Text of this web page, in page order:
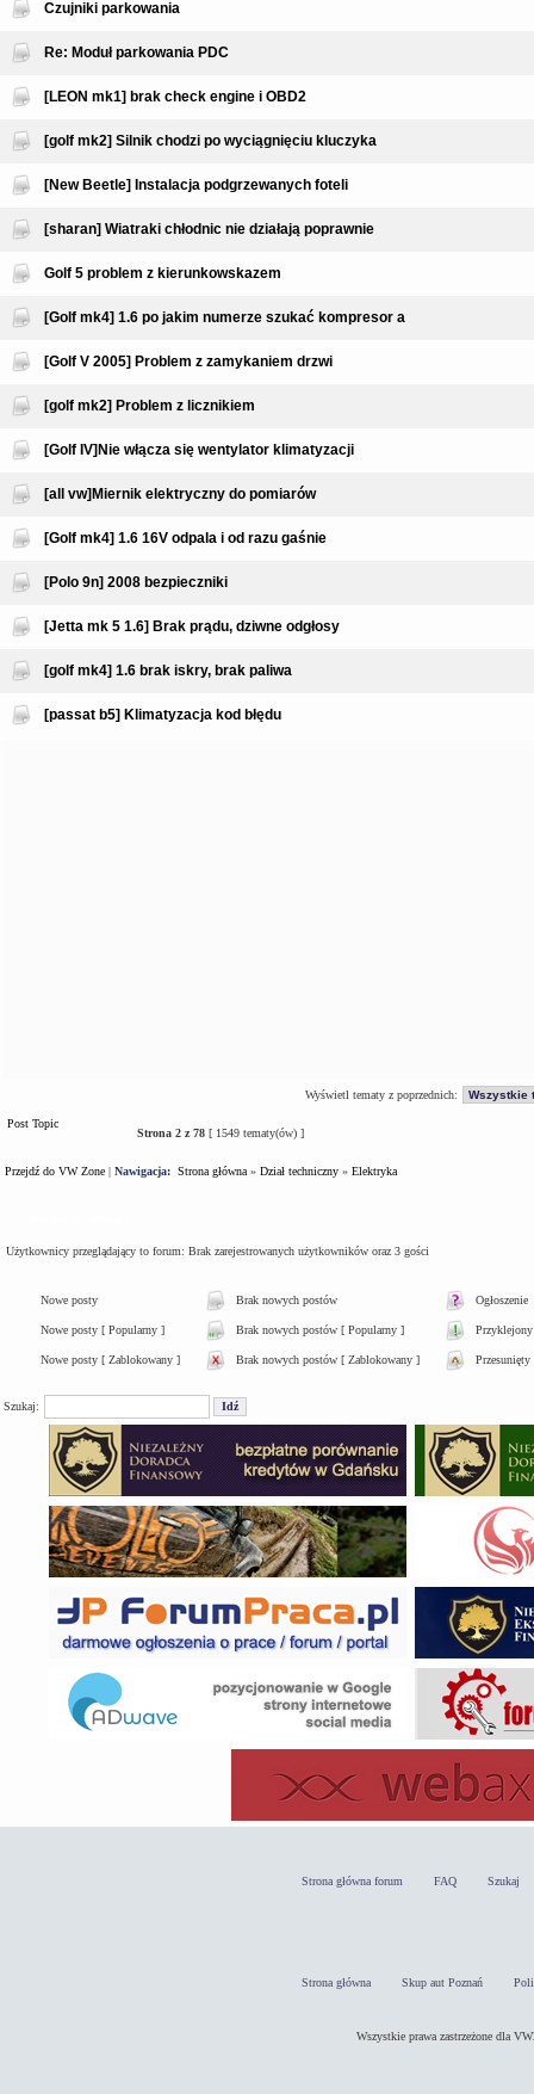
Czujniki parkowania
Re: Moduł parkowania PDC
[LEON mk1] brak check engine i OBD2
[golf mk2] Silnik chodzi po wyciągnięciu kluczyka
[New Beetle] Instalacja podgrzewanych foteli
[sharan] Wiatraki chłodnic nie działają poprawnie
Golf 5 problem z kierunkowskazem
[Golf mk4] 1.6 po jakim numerze szukać kompresor a
[Golf V 2005] Problem z zamykaniem drzwi
[golf mk2] Problem z licznikiem
[Golf IV]Nie włącza się wentylator klimatyzacji
[all vw]Miernik elektryczny do pomiarów
[Golf mk4] 1.6 16V odpala i od razu gaśnie
[Polo 9n] 2008 bezpieczniki
[Jetta mk 5 1.6] Brak prądu, dziwne odgłosy
[golf mk4] 1.6 brak iskry, brak paliwa
[passat b5] Klimatyzacja kod błędu
Wyświetl tematy z poprzednich:
Post Topic
Strona 2 z78 [ 1549 tematy(ów) ]
Przejdź do VW Zone | Nawigacja: Strona główna » Dział techniczny » Elektryka
Użytkownicy przeglądający to forum: Brak zarejestrowanych użytkowników oraz 3 gości
Nowe posty Brak nowych postów Ogłoszenie
Nowe posty [ Popularny ] Brak nowych postów [ Popularny ] Przyklejony
Nowe posty [ Zablokowany ] Brak nowych postów [ Zablokowany ] Przesunięty
Szukaj:
Strona główna forum FAQ Szukaj
Strona główna Skup aut Poznań
Wszystkie prawa zastrzeżone dla